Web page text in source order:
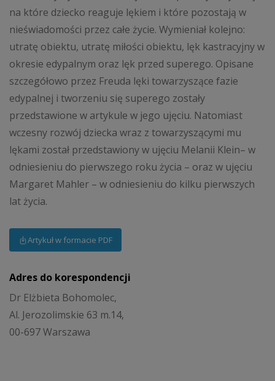
na które dziecko reaguje lękiem i które pozostają w
nieświadomości przez całe życie. Wymieniał kolejno:
utratę obiektu, utratę miłości obiektu, lęk kastracyjny w
okresie edypalnym oraz lęk przed superego. Opisane
szczegółowo przez Freuda lęki towarzyszące fazie
edypalnej i tworzeniu się superego zostały
przedstawione w artykule w jego ujęciu. Natomiast
wczesny rozwój dziecka wraz z towarzyszącymi mu
lękami został przedstawiony w ujęciu Melanii Klein– w
odniesieniu do pierwszego roku życia – oraz w ujęciu
Margaret Mahler – w odniesieniu do kilku pierwszych
lat życia.
Artykuł w formacie PDF
Adres do korespondencji
Dr Elżbieta Bohomolec,
Al. Jerozolimskie 63 m.14,
00-697 Warszawa